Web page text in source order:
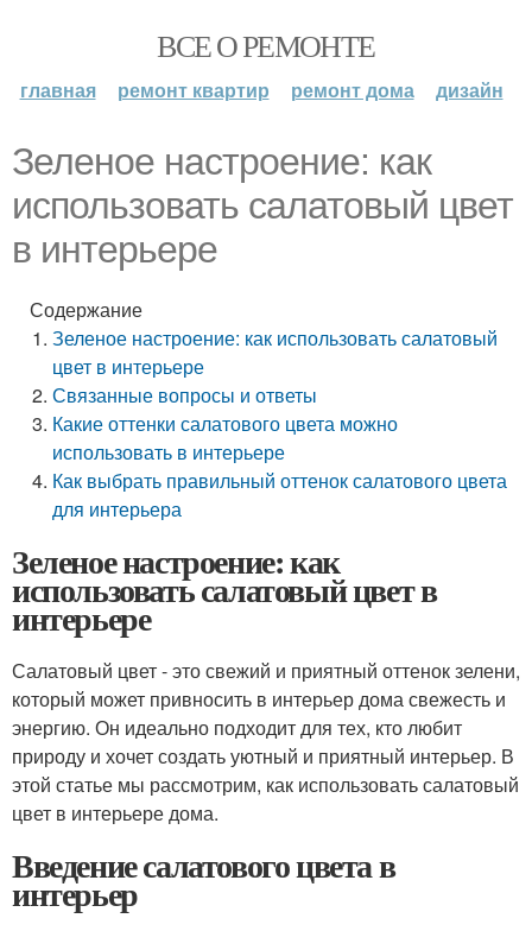
ВСЕ О РЕМОНТЕ
главная ремонт квартир ремонт дома дизайн
Зеленое настроение: как
использовать салатовый цвет
в интерьере
Содержание
Зеленое настроение: как использовать салатовый
цвет в интерьере
Связанные вопросы и ответы
Какие оттенки салатового цвета можно
использовать в интерьере
Как выбрать правильный оттенок салатового цвета
для интерьера
Зеленое настроение: как
использовать салатовый цвет в
интерьере
Салатовый цвет - это свежий и приятный оттенок зелени,
который может привносить в интерьер дома свежесть и
энергию. Он идеально подходит для тех, кто любит
природу и хочет создать уютный и приятный интерьер. В
этой статье мы рассмотрим, как использовать салатовый
цвет в интерьере дома.
Введение салатового цвета в
интерьер